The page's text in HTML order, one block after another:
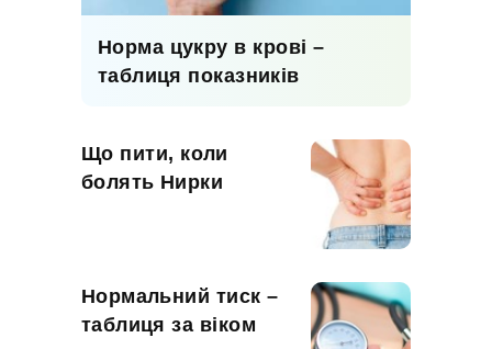
Норма цукру в крові –
таблиця показників
Що пити, коли
болять Нирки
Нормальний тиск –
таблиця за віком